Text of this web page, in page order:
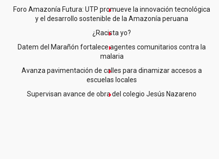
Foro Amazonía Futura: UTP promueve la innovación tecnológica
y el desarrollo sostenible de la Amazonía peruana
¿Racista yo?
Datem del Marañón fortalece agentes comunitarios contra la
malaria
Avanza pavimentación de calles para dinamizar accesos a
escuelas locales
Supervisan avance de obra del colegio Jesús Nazareno